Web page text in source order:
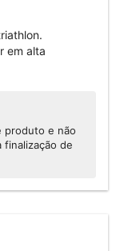
em alta
produto e não
finalização de